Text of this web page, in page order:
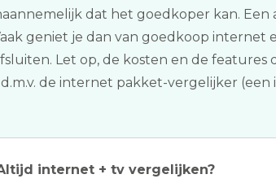
dat het goedkoper kan. Een
geniet je dan van goedkoop internet
Let op, de kosten en de features
de internet pakket-vergelijker
internet + tv vergelijken?